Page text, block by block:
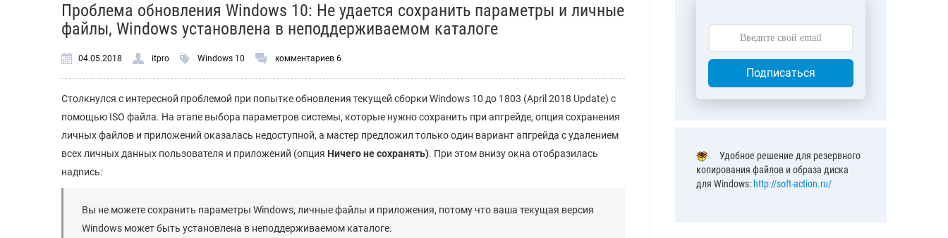
Проблема обновления Windows 10: Не удается сохранить параметры и личные
файлы, Windows установлена в неподдерживаемом каталоге
04.05.2018 itpro Windows 10 комментариев 6
Столкнулся с интересной проблемой при попытке обновления текущей сборки Windows 10 до 1803 (April 2018 Update) с
помощью ISO файла. На этапе выбора параметров системы, которые нужно сохранить при апгрейде, опция сохранения
личных файлов и приложений оказалась недоступной, а мастер предложил только один вариант апгрейда с удалением
всех личных данных пользователя и приложений (опция Ничего не сохранять). При этом внизу окна отобразилась
надпись:
Вы не можете сохранить параметры Windows, личные файлы и приложения, потому что ваша текущая версия
Windows может быть установлена в неподдерживаемом каталоге.
Подписаться
Удобное решение для резервного
копирования файлов и образа диска
для Windows: http://soft-action.ru/